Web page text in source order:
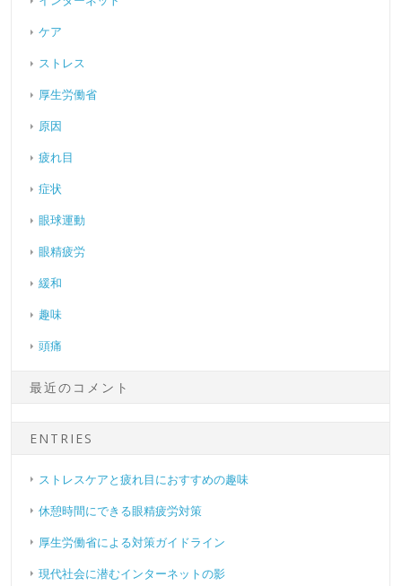
ケア
ストレス
厚生労働省
原因
疲れ目
症状
眼球運動
眼精疲労
緩和
趣味
頭痛
最近のコメント
ENTRIES
ストレスケアと疲れ目におすすめの趣味
休憩時間にできる眼精疲労対策
厚生労働省による対策ガイドライン
現代社会に潜むインターネットの影